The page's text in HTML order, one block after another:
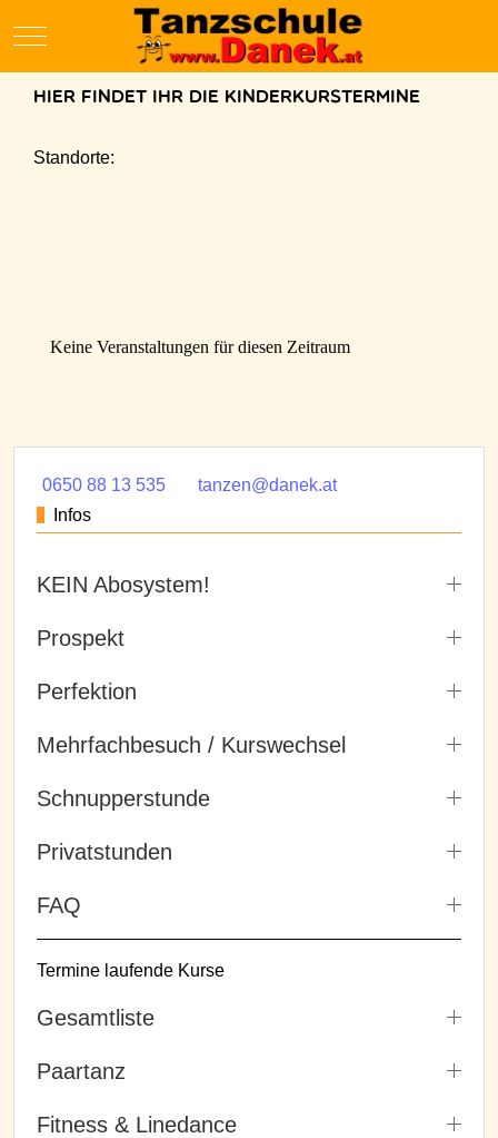
Mobile Menu Toggle
Hier findet ihr die Kinderkurstermine
Standorte:
Keine Veranstaltungen für diesen Zeitraum
0650 88 13 535
tanzen@danek.at
Infos
KEIN Abosystem!
Prospekt
Perfektion
Mehrfachbesuch / Kurswechsel
Schnupperstunde
Privatstunden
FAQ
Termine laufende Kurse
Gesamtliste
Paartanz
Fitness & Linedance